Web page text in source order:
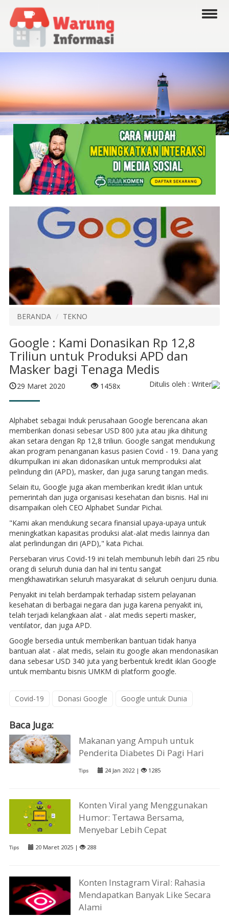
BERANDA TEKNO
Google : Kami Donasikan Rp 12,8
Triliun untuk Produksi APD dan
Masker bagi Tenaga Medis
29 Maret 2020 1458x Ditulis oleh : Writer
Alphabet sebagai Induk perusahaan Google berencana akan
memberikan donasi sebesar USD 800 juta atau jika dihitung
akan setara dengan Rp 12,8 triliun. Google sangat mendukung
akan program penanganan kasus pasien Covid - 19. Dana yang
dikumpulkan ini akan didonasikan untuk memproduksi alat
pelindung diri (APD), masker, dan juga sarung tangan medis.
Selain itu, Google juga akan memberikan kredit iklan untuk
pemerintah dan juga organisasi kesehatan dan bisnis. Hal ini
disampaikan oleh CEO Alphabet Sundar Pichai.
"Kami akan mendukung secara finansial upaya-upaya untuk
meningkatkan kapasitas produksi alat-alat medis lainnya dan
alat perlindungan diri (APD)," kata Pichai.
Persebaran virus Covid-19 ini telah membunuh lebih dari 25 ribu
orang di seluruh dunia dan hal ini tentu sangat
mengkhawatirkan seluruh masyarakat di seluruh oenjuru dunia.
Penyakit ini telah berdampak terhadap sistem pelayanan
kesehatan di berbagai negara dan juga karena penyakit ini,
telah terjadi kelangkaan alat - alat medis seperti masker,
ventilator, dan juga APD.
Google bersedia untuk memberikan bantuan tidak hanya
bantuan alat - alat medis, selain itu google akan mendonasikan
dana sebesar USD 340 juta yang berbentuk kredit iklan Google
untuk membantu bisnis UMKM di platform google.
Covid-19 Donasi Google Google untuk Dunia
Baca Juga:
Makanan yang Ampuh untuk
Penderita Diabetes Di Pagi Hari
Tips 24 Jan 2022 | 1285
Konten Viral yang Menggunakan
Humor: Tertawa Bersama,
Menyebar Lebih Cepat
Tips 20 Maret 2025 | 288
Konten Instagram Viral: Rahasia
Mendapatkan Banyak Like Secara
Alami